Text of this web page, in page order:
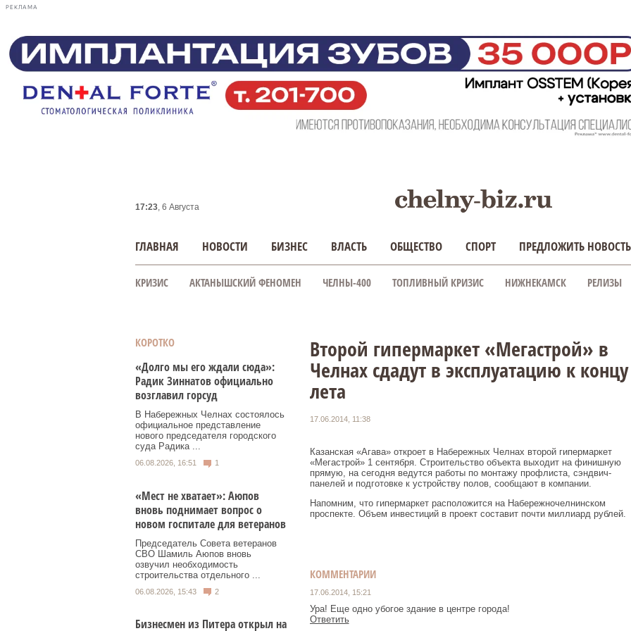
РЕКЛАМА
17:23, 6 Августа
ГЛАВНАЯ НОВОСТИ БИЗНЕС ВЛАСТЬ ОБЩЕСТВО СПОРТ ПРЕДЛОЖИТЬ НОВОСТЬ
КРИЗИС АКТАНЫШСКИЙ ФЕНОМЕН ЧЕЛНЫ-400 ТОПЛИВНЫЙ КРИЗИС НИЖНЕКАМСК РЕЛИЗЫ
КОРОТКО
«Долго мы его ждали сюда»:
Радик Зиннатов официально
возглавил горсуд
В Набережных Челнах состоялось
официальное представление
нового председателя городского
суда Радика ...
06.08.2026, 16:51 1
«Мест не хватает»: Аюпов
вновь поднимает вопрос о
новом госпитале для ветеранов
Председатель Совета ветеранов
СВО Шамиль Аюпов вновь
озвучил необходимость
строительства отдельного ...
06.08.2026, 15:43 2
Бизнесмен из Питера открыл на
Второй гипермаркет «Мегастрой» в
Челнах сдадут в эксплуатацию к концу
лета
17.06.2014, 11:38
Казанская «Агава» откроет в Набережных Челнах второй гипермаркет
«Мегастрой» 1 сентября. Строительство объекта выходит на финишную
прямую, на сегодня ведутся работы по монтажу профлиста, сэндвич-
панелей и подготовке к устройству полов, сообщают в компании.
Напомним, что гипермаркет расположится на Набережночелнинском
проспекте. Объем инвестиций в проект составит почти миллиард рублей.
КОММЕНТАРИИ
17.06.2014, 15:21
Ура! Еще одно убогое здание в центре города!
Ответить